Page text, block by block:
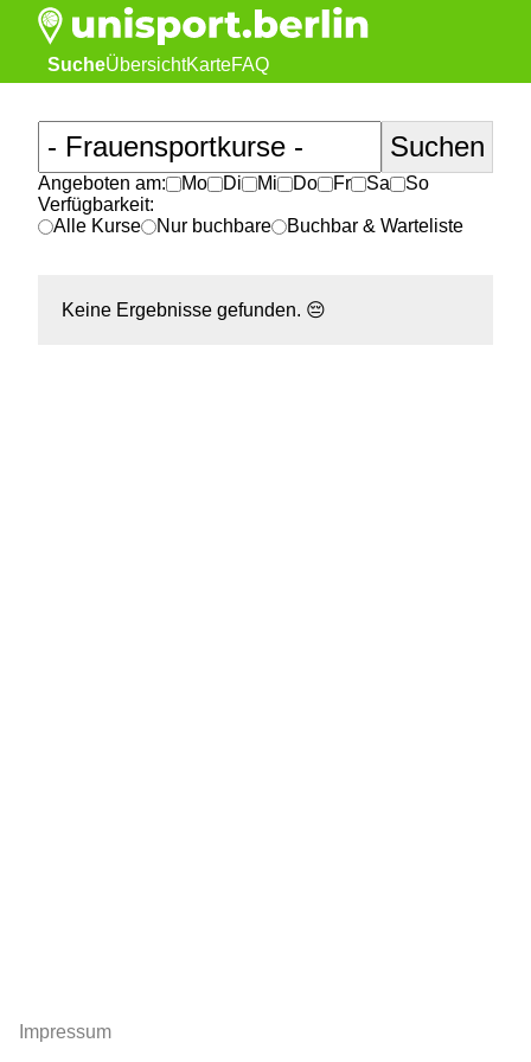
SucheÜbersichtKarteFAQ
Angeboten am: Mo Di Mi Do Fr Sa
So
Verfügbarkeit:
Alle Kurse
Nur buchbare Buchbar & Warteliste
Keine Ergebnisse gefunden. 😔
Impressum